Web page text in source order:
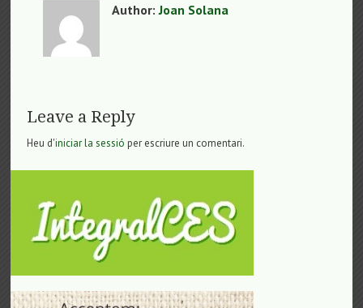
Author:Joan Solana
Leave a Reply
Heu d'iniciar la sessió per escriure un comentari.